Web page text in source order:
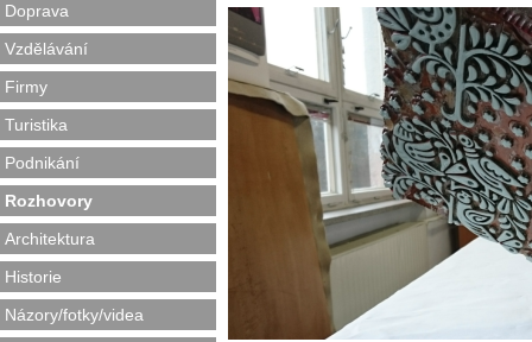
Doprava
Vzdělávání
Firmy
Turistika
Podnikání
Rozhovory
Architektura
Historie
Názory/fotky/videa